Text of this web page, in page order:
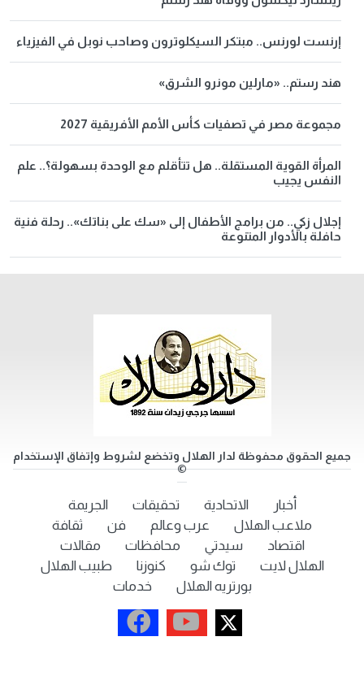
إرنست لورنس.. مبتكر السيكلوترون وصاحب نوبل في الفيزياء
هند رستم.. «مارلين مونرو الشرق»
مجموعة مصر في تصفيات كأس الأمم الأفريقية 2027
المرأة القوية المستقلة.. هل تتأقلم مع الوحدة بسهولة؟.. علم
النفس يجيب
إجلال زكي.. من برامج الأطفال إلى «سك على بناتك».. رحلة فنية
حافلة بالأدوار المتنوعة
جميع الحقوق محفوظة لدار الهلال وتخضع لشروط وإتفاق الإستخدام
©
أخبار الاتحادية تحقيقات
الجريمة
ملاعب الهلال
عرب وعالم فن
ثقافة
اقتصاد
سيدتي محافظات
مقالات
الهلال لايت
توك شو كنوزنا
طبيب الهلال
بورتريه الهلال
خدمات